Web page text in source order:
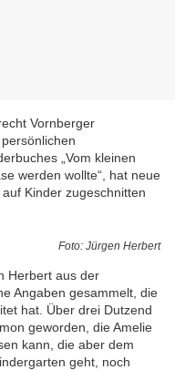
Vornberger
„Vom kleinen
werden wollte“, hat neue
Kinder zugeschnitten
Foto: Jürgen Herbert
Herbert aus der
Angaben gesammelt, die
hat. Über drei Dutzend
geworden, die Amelie
kann, die aber dem
geht, noch